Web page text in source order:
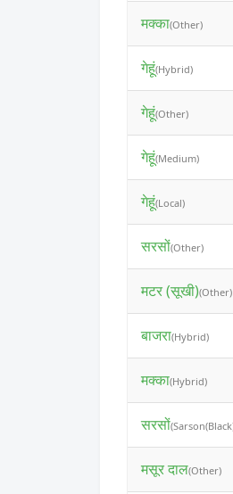
मक्का(Other)
गेहूं(Hybrid)
गेहूं(Other)
गेहूं(Medium)
गेहूं(Local)
सरसों(Other)
मटर (सूखी)(Other)
बाजरा(Hybrid)
मक्का(Hybrid)
सरसों
मसूर दाल(Other)